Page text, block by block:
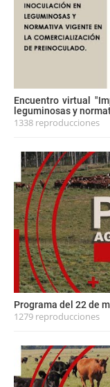
Encuentro virtual
leguminosas y
1338 reproducciones
Programa del 22 de
1279 reproducciones